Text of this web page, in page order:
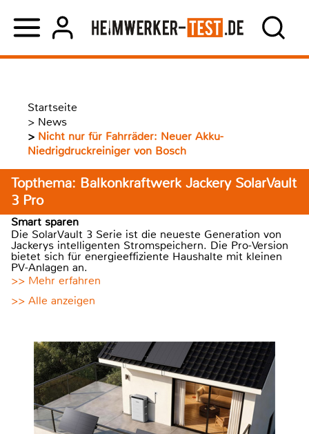
Startseite
> News
> Nicht nur für Fahrräder: Neuer Akku-
Niedrigdruckreiniger von Bosch
Topthema: Balkonkraftwerk Jackery SolarVault
3 Pro
Smart sparen
Die SolarVault 3 Serie ist die neueste Generation von
Jackerys intelligenten Stromspeichern. Die Pro-Version
bietet sich für energieeffiziente Haushalte mit kleinen
PV-Anlagen an.
>> Mehr erfahren
>> Alle anzeigen